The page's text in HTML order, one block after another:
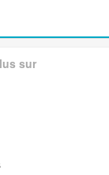
sur